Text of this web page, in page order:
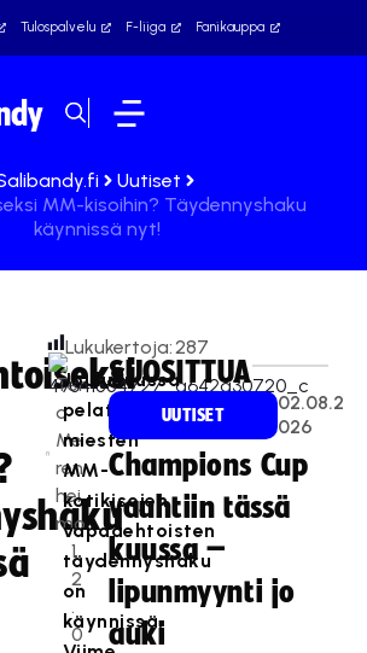
Tulospalvelu F-liiga Fanikauppa
Uutiset
MM-kisoihin? Täydennyshaku
käynnissä nyt!
Ter
o
Me
ren
hei
mo
1
2
.
0
Lukukertoja:287
Joulukuussa
pelattavien
miesten
MM-
kotikisojen
vapaaehtoisten
täydennyshaku
on
käynnissä.
SUOSITTUA
UUTISET
02.08.2
026
Champions Cup
vauhtiin tässä
kuussa –
lipunmyynti jo
auki